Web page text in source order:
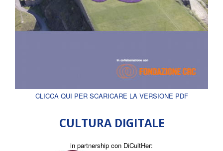
CLICCA QUI PER SCARICARE LA VERSIONE PDF
CULTURA DIGITALE
in partnership con DiCultHer: